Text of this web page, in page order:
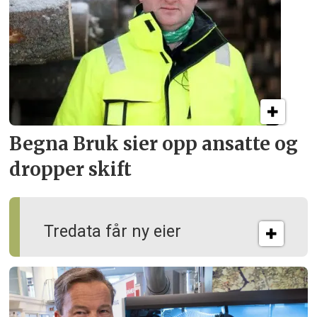
Tredata får ny eier
Begna Bruk sier opp ansatte og
dropper skift